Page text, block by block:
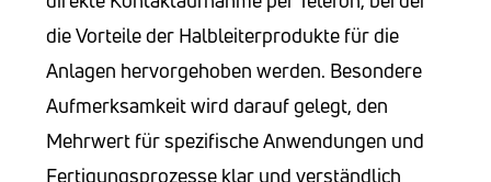
die Vorteile der Halbleiterprodukte für die
Anlagen hervorgehoben werden. Besondere
Aufmerksamkeit wird darauf gelegt, den
Mehrwert für spezifische Anwendungen und
Fertigungsprozesse klar und verständlich